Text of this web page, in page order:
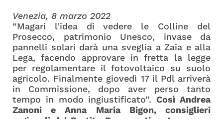
Venezia, 8 marzo 2022
“Magari l’idea di vedere le Colline del
Prosecco, patrimonio Unesco, invase da
pannelli solari darà una sveglia a Zaia e alla
Lega, facendo approvare in fretta la legge
per regolamentare il fotovoltaico su suolo
agricolo. Finalmente giovedì 17 il Pdl arriverà
in Commissione, dopo aver perso tanto
tempo in modo ingiustificato”. Così Andrea
Zanoni e Anna Maria Bigon, consiglieri